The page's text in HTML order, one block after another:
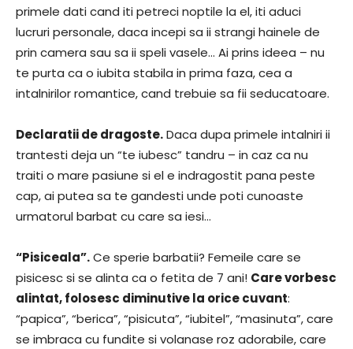
primele dati cand iti petreci noptile la el, iti aduci
lucruri personale, daca incepi sa ii strangi hainele de
prin camera sau sa ii speli vasele… Ai prins ideea – nu
te purta ca o iubita stabila in prima faza, cea a
intalnirilor romantice, cand trebuie sa fii seducatoare.
Declaratii de dragoste.Daca dupa primele intalniri ii
trantesti deja un “te iubesc” tandru – in caz ca nu
traiti o mare pasiune si el e indragostit pana peste
cap, ai putea sa te gandesti unde poti cunoaste
urmatorul barbat cu care sa iesi…
“Pisiceala”.Ce sperie barbatii? Femeile care se
pisicesc si se alinta ca o fetita de 7 ani! Care vorbesc
alintat, folosesc diminutive la orice cuvant:
“papica”, “berica”, “pisicuta”, “iubitel”, “masinuta”, care
se imbraca cu fundite si volanase roz adorabile, care